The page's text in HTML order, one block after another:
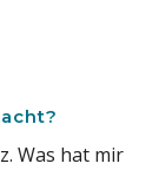
Was hat mir